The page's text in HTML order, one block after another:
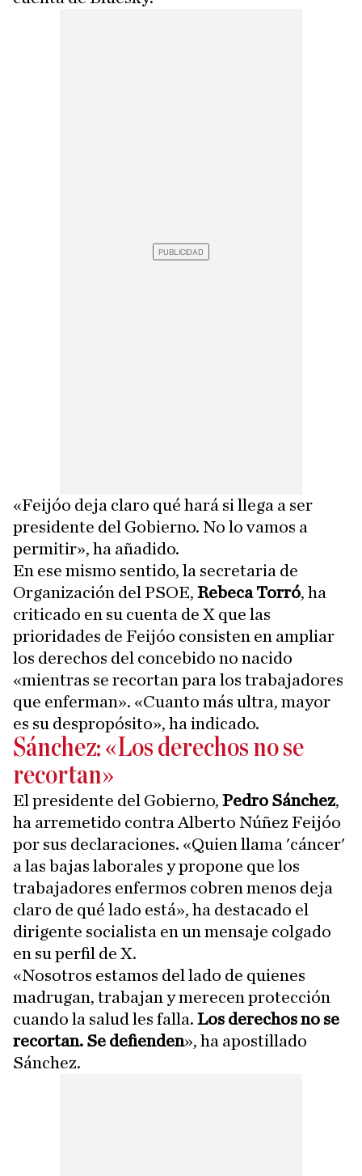
«Feijóo deja claro qué hará si llega a ser
presidente del Gobierno. No lo vamos a
permitir», ha añadido.
En ese mismo sentido, la secretaria de
Organización del PSOE, Rebeca Torró, ha
criticado en su cuenta de X que las
prioridades de Feijóo consisten en ampliar
los derechos del concebido no nacido
«mientras se recortan para los trabajadores
que enferman». «Cuanto más ultra, mayor
es su despropósito», ha indicado.
Sánchez: «Los derechos no se
recortan»
El presidente del Gobierno, Pedro Sánchez,
ha arremetido contra Alberto Núñez Feijóo
por sus declaraciones. «Quien llama 'cáncer'
a las bajas laborales y propone que los
trabajadores enfermos cobren menos deja
claro de qué lado está», ha destacado el
dirigente socialista en un mensaje colgado
en su perfil de X.
«Nosotros estamos del lado de quienes
madrugan, trabajan y merecen protección
cuando la salud les falla. Los derechos no se
recortan. Se defienden», ha apostillado
Sánchez.